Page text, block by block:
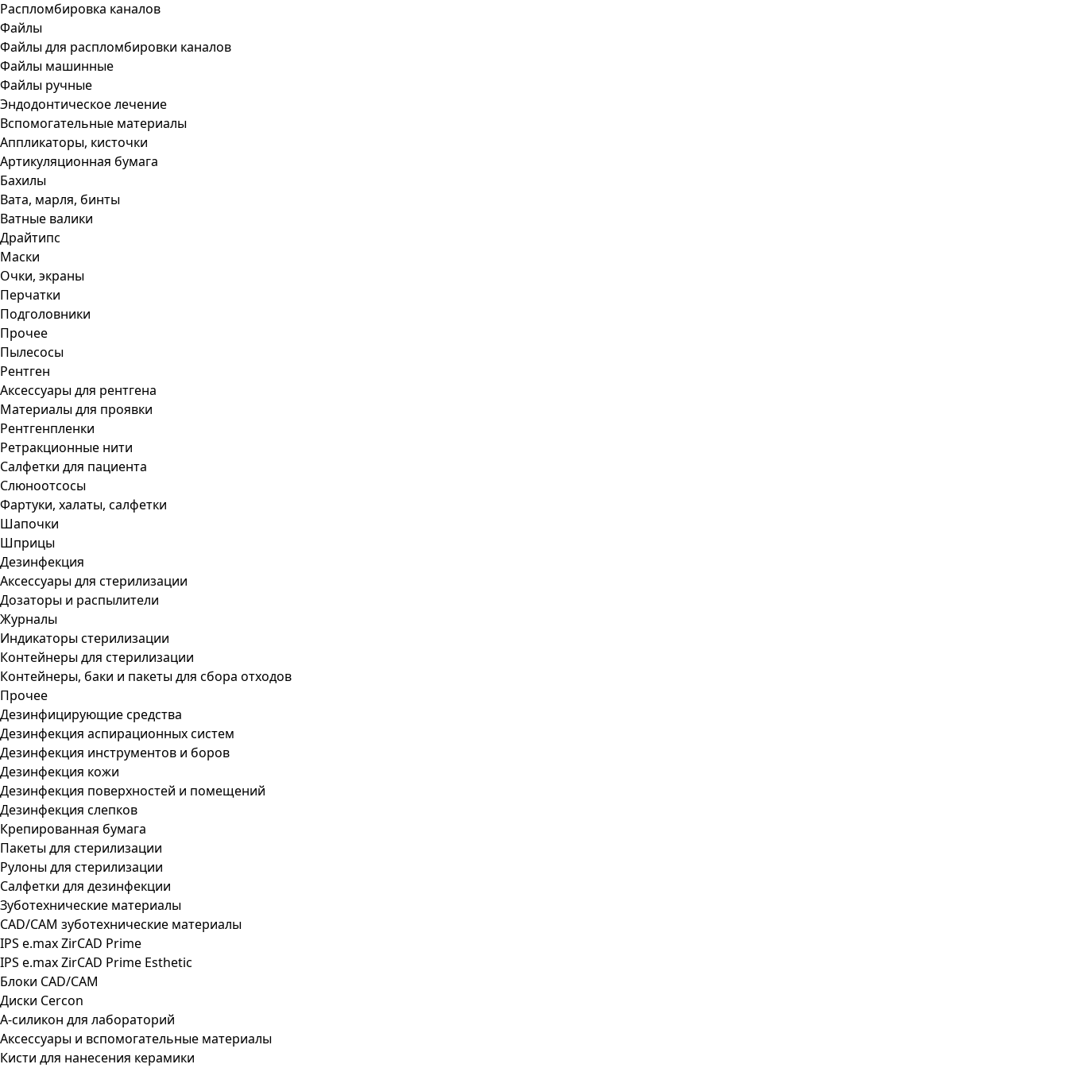
Распломбировка каналов
Файлы
Файлы для распломбировки каналов
Файлы машинные
Файлы ручные
Эндодонтическое лечение
Вспомогательные материалы
Аппликаторы, кисточки
Артикуляционная бумага
Бахилы
Вата, марля, бинты
Ватные валики
Драйтипс
Маски
Очки, экраны
Перчатки
Подголовники
Прочее
Пылесосы
Рентген
Аксессуары для рентгена
Материалы для проявки
Рентгенпленки
Ретракционные нити
Салфетки для пациента
Слюноотсосы
Фартуки, халаты, салфетки
Шапочки
Шприцы
Дезинфекция
Аксессуары для стерилизации
Дозаторы и распылители
Журналы
Индикаторы стерилизации
Контейнеры для стерилизации
Контейнеры, баки и пакеты для сбора отходов
Прочее
Дезинфицирующие средства
Дезинфекция аспирационных систем
Дезинфекция инструментов и боров
Дезинфекция кожи
Дезинфекция поверхностей и помещений
Дезинфекция слепков
Крепированная бумага
Пакеты для стерилизации
Рулоны для стерилизации
Салфетки для дезинфекции
Зуботехнические материалы
CAD/CAM зуботехнические материалы
IPS e.max ZirCAD Prime
IPS e.max ZirCAD Prime Esthetic
Блоки CAD/CAM
Диски Cercon
А-силикон для лабораторий
Аксессуары и вспомогательные материалы
Кисти для нанесения керамики